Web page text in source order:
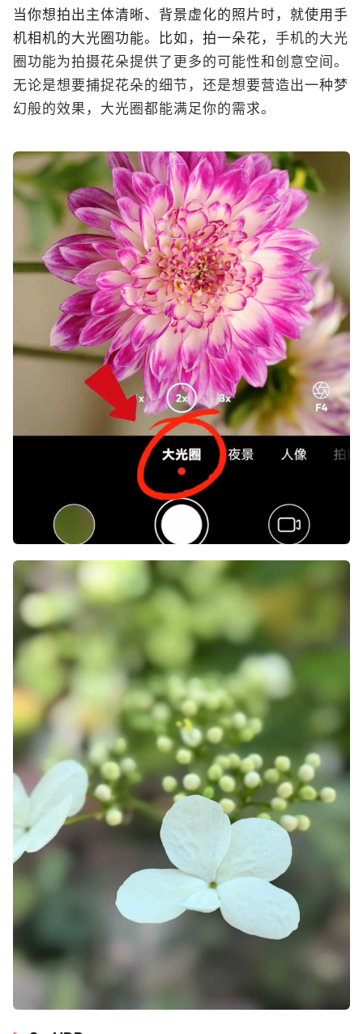
当你想拍出主体清晰、背景虚化的照片时，就使用手
机相机的大光圈功能。比如，拍一朵花， 手机的大光
圈功能为拍摄花朵提供了更多的可能性和创意空间。
无论是想要捕捉花朵的细节，还是想要营造出一种梦
幻般的效果，大光圈都能满足你的需求。